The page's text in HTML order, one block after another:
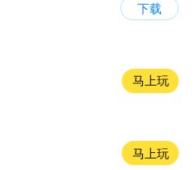
下载
马上玩
马上玩